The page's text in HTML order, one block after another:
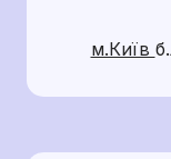
м.Київ